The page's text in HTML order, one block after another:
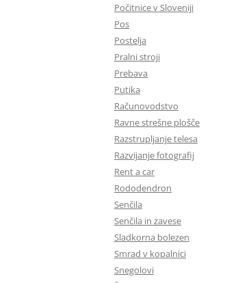
Počitnice v Sloveniji
Pos
Postelja
Pralni stroji
Prebava
Putika
Računovodstvo
Ravne strešne plošče
Razstrupljanje telesa
Razvijanje fotografij
Rent a car
Rododendron
Senčila
Senčila in zavese
Sladkorna bolezen
Smrad v kopalnici
Snegolovi